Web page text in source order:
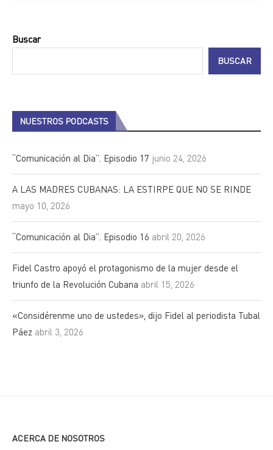
Buscar
BUSCAR
NUESTROS PODCASTS
“Comunicación al Dia”. Episodio 17 junio 24, 2026
A LAS MADRES CUBANAS: LA ESTIRPE QUE NO SE RINDE
mayo 10, 2026
“Comunicación al Dia”. Episodio 16 abril 20, 2026
Fidel Castro apoyó el protagonismo de la mujer desde el
triunfo de la Revolución Cubana abril 15, 2026
«Considérenme uno de ustedes», dijo Fidel al periodista Tubal
Páez abril 3, 2026
ACERCA DE NOSOTROS